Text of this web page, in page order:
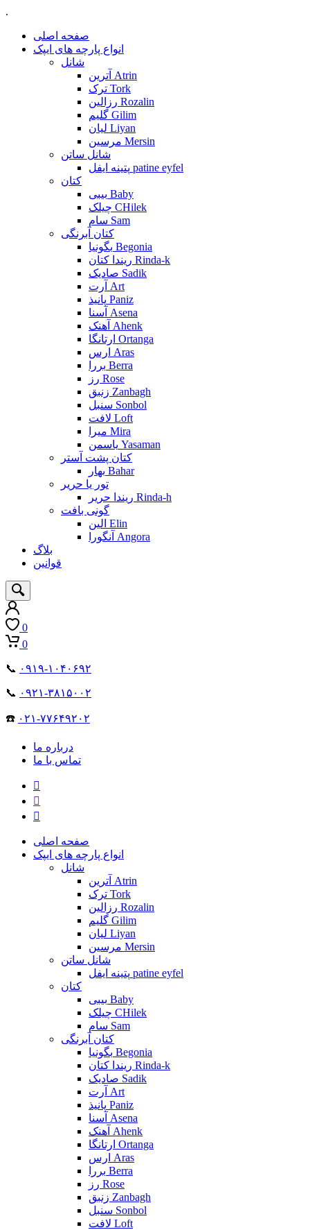
.
صفحه اصلی
انواع پارچه های ایپک
شانل
آترین Atrin
ترک Tork
رزالین Rozalin
گلیم Gilim
لیان Liyan
مرسین Mersin
شانل ساتن
پتینه ایفل patine eyfel
کتان
بیبی Baby
چیلک CHilek
سام Sam
کتان آبرنگی
بگونیا Begonia
ریندا کتان Rinda-k
صادیک Sadik
آرت Art
پانیذ Paniz
آسنا Asena
آهنک Ahenk
ارتانگا Ortanga
ارس Aras
بررا Berra
رز Rose
زنبق Zanbagh
سنبل Sonbol
لافت Loft
میرا Mira
یاسمن Yasaman
کتان پشت آستر
بهار Bahar
تور یا حریر
ریندا حریر Rinda-h
گونی بافت
الین Elin
آنگورا Angora
بلاگ
قوانین
0
0
📞 ۰۹۱۹-۱۰۴۰۶۹۲
📞 ۰۹۲۱-۳۸۱۵۰۰۲
☎️ ۰۲۱-۷۷۶۴۹۲۰۲
درباره ما
تماس با ما
صفحه اصلی
انواع پارچه های ایپک
شانل
آترین Atrin
ترک Tork
رزالین Rozalin
گلیم Gilim
لیان Liyan
مرسین Mersin
شانل ساتن
پتینه ایفل patine eyfel
کتان
بیبی Baby
چیلک CHilek
سام Sam
کتان آبرنگی
بگونیا Begonia
ریندا کتان Rinda-k
صادیک Sadik
آرت Art
پانیذ Paniz
آسنا Asena
آهنک Ahenk
ارتانگا Ortanga
ارس Aras
بررا Berra
رز Rose
زنبق Zanbagh
سنبل Sonbol
لافت Loft